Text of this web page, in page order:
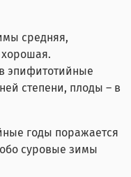
средняя,
хорошая.
эпифитотийные
степени, плоды – в
годы поражается
суровые зимы